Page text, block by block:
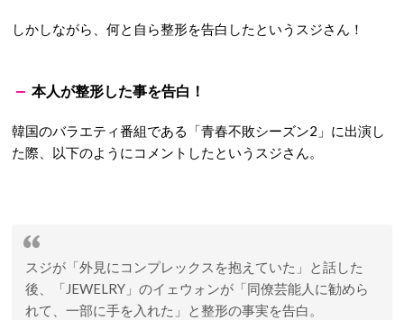
しかしながら、何と自ら整形を告白したというスジさん！
本人が整形した事を告白！
韓国のバラエティ番組である「青春不敗シーズン2」に出演し
た際、以下のようにコメントしたというスジさん。
スジが「外見にコンプレックスを抱えていた」と話した
後、「JEWELRY」のイェウォンが「同僚芸能人に勧めら
れて、一部に手を入れた」と整形の事実を告白。